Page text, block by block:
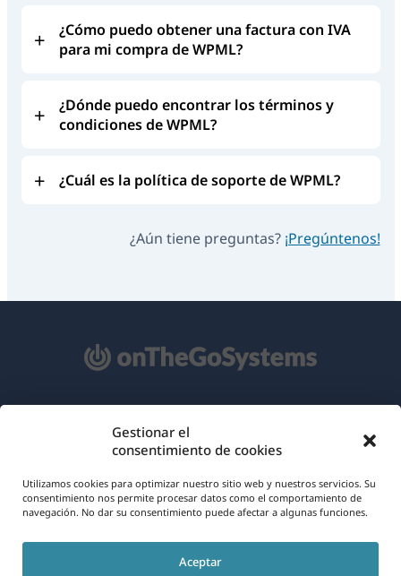
Gestionar el
consentimiento de cookies
Utilizamos cookies para optimizar nuestro sitio web y nuestros servicios. Su
consentimiento nos permite procesar datos como el comportamiento de
navegación. No dar su consentimiento puede afectar a algunas funciones.
Aceptar
¿Cómo puedo obtener una factura con IVA
para mi compra de WPML?
¿Dónde puedo encontrar los términos y
condiciones de WPML?
¿Cuál es la política de soporte de WPML?
¿Aún tiene preguntas? ¡Pregúntenos!
RGPD y Política de Privacidad
Únete a nuestro equipo(se
abre
(se
abre
en
(se
abre
en
(se
abre